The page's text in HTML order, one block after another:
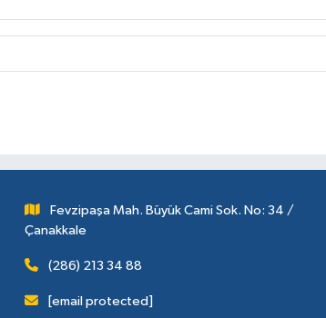
Fevzipaşa Mah. Büyük Cami Sok. No: 34 /
Çanakkale
(286) 213 34 88
[email protected]